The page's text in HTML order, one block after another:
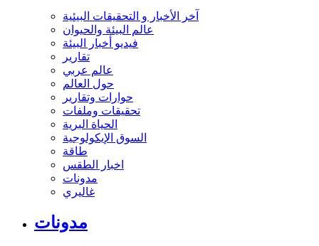
آخر الأخبار و التحقيقات البيئية
عالم البيئة والحيوان
فيديو أخبار البيئة
تقارير
عالم عربي
حول العالم
حوارات وتقارير
تحقيقات وملفات
الحياة البرية
السوق الإيكولوجية
طاقة
اخبار الطقس
مدونات
غاليري
مدونات